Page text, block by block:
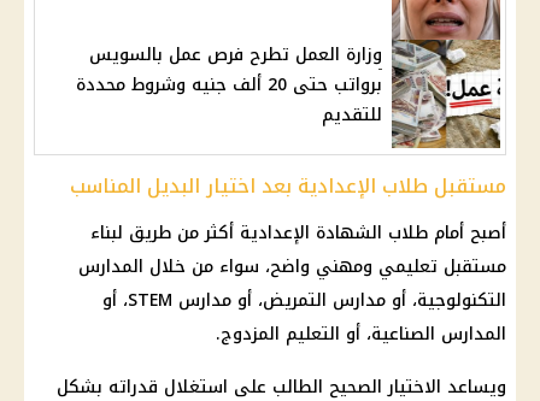
وزارة العمل تطرح فرص عمل بالسويس
برواتب حتى 20 ألف جنيه وشروط محددة
للتقديم
مستقبل طلاب الإعدادية بعد اختيار البديل المناسب
أصبح أمام طلاب الشهادة الإعدادية أكثر من طريق لبناء
مستقبل تعليمي ومهني واضح، سواء من خلال المدارس
التكنولوجية، أو مدارس التمريض، أو مدارس STEM، أو
المدارس الصناعية، أو التعليم المزدوج.
ويساعد الاختيار الصحيح الطالب على استغلال قدراته بشكل